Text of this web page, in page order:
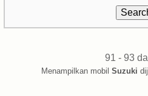
91 - 93
Menampilkan mobil Suzuki